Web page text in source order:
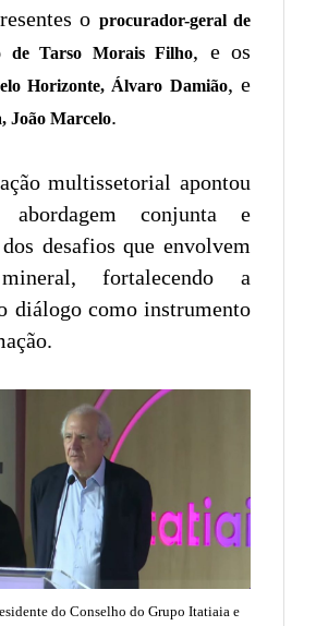
o procurador-geral de
de Tarso Morais Filho, e os
Horizonte, Álvaro Damião, e
João Marcelo.
multissetorial apontou
conjunta e
desafios que envolvem
fortalecendo a
diálogo como instrumento
do Conselho do Grupo Itatiaia e